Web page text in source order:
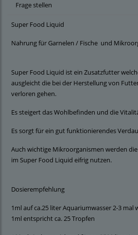
Frage stellen
Super Food Liquid
Nahrung für Garnelen / Fische und
Super Food Liquid ist ein Zusatzfutter
ausgleicht die bei der Herstellung von
verloren gehen.
Es steigert das Wohlbefinden und die
Es sorgt für ein gut funktionierendes
Auch wichtige Mikroorganismen werden
im Super Food Liquid eifrig nutzen.
Dosierempfehlung
1ml auf ca.25 liter Aquariumwasser 2-3 mal
1ml entspricht ca. 25 Tropfen